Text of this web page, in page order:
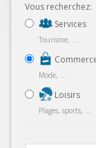
Vous recherchez:
Services
Tourisme, ...
Mode, ...
Loisirs
Plages, sports, ...